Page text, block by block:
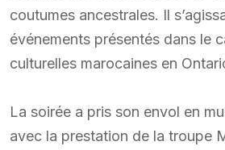
coutumes ancestrales. Il
événements présentés dans le
culturelles marocaines en
La soirée a pris son envol en
avec la prestation de la troupe